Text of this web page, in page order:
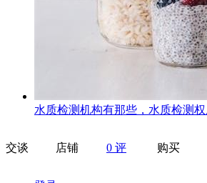
水质检测机构有那些，水质检测
交谈 店铺 0 评 购买